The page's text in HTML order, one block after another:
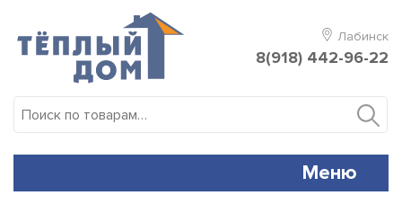
content
Лабинск
8(918) 442-96-22
Искать:
Меню